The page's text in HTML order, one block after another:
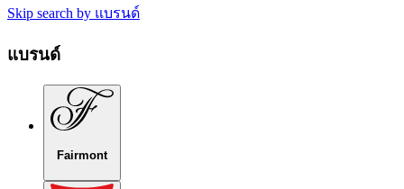
Skip search by แบรนด์
แบรนด์
Fairmont